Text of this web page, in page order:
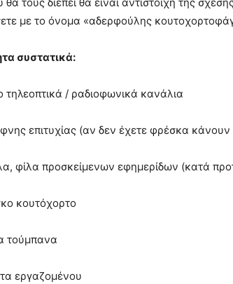
με το όνομα «αδερφούλης
συστατικά:
τηλεοπτικά / ραδιοφωνικά κανάλια
επιτυχίας (αν δεν έχετε φρέσκα κάνουν
φίλα προσκείμενων εφημερίδων (κατά
κουτόχορτο
τούμπανα
εργαζομένου